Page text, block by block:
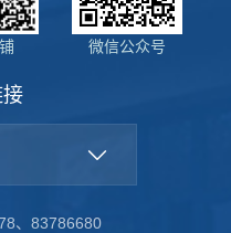
、83786680
微信公众号